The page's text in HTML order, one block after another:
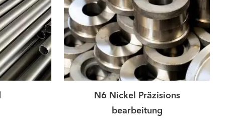
N6 Nickel Präzisions
bearbeitung